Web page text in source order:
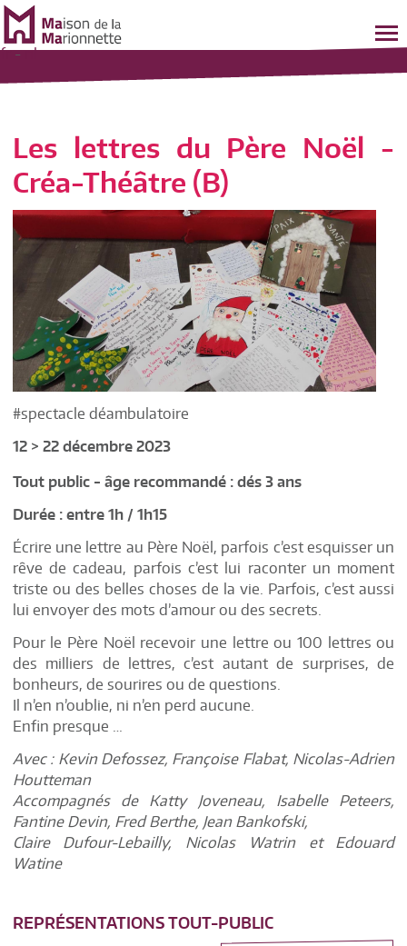
fr-nl
Les lettres du Père Noël -
Créa-Théâtre (B)
#spectacle déambulatoire
12 > 22 décembre 2023
Tout public - âge recommandé : dés 3 ans
Durée : entre 1h / 1h15
Écrire une lettre au Père Noël, parfois c’est esquisser un
rêve de cadeau, parfois c’est lui raconter un moment
triste ou des belles choses de la vie. Parfois, c’est aussi
lui envoyer des mots d’amour ou des secrets.
Pour le Père Noël recevoir une lettre ou 100 lettres ou
des milliers de lettres, c’est autant de surprises, de
bonheurs, de sourires ou de questions.
Il n’en n’oublie, ni n’en perd aucune.
Enfin presque …
Avec : Kevin Defossez, Françoise Flabat, Nicolas-Adrien
Houtteman
Accompagnés de Katty Joveneau, Isabelle Peteers,
Fantine Devin, Fred Berthe, Jean Bankofski,
Claire Dufour-Lebailly, Nicolas Watrin et Edouard
Watine
REPRÉSENTATIONS TOUT-PUBLIC